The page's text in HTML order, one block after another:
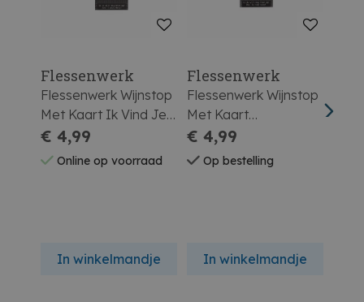
Flessenwerk
Flessenwerk Wijnstop
Met Kaart Ik Vind Je
Lief
€ 4,99
Online op voorraad
In winkelmandje
Flessenwerk
Flessenwerk Wijnstop
Met Kaart
Gefeliciteerd!
€ 4,99
Op bestelling
In winkelmandje